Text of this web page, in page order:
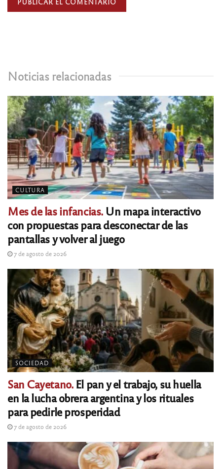
Noticias relacionadas
CULTURA
Mes de las infancias.Un mapa interactivo
con propuestas para desconectar de las
pantallas y volver al juego
7 de agosto de 2026
SOCIEDAD
San Cayetano.El pan y el trabajo, su huella
en la lucha obrera argentina y los rituales
para pedirle prosperidad
7 de agosto de 2026